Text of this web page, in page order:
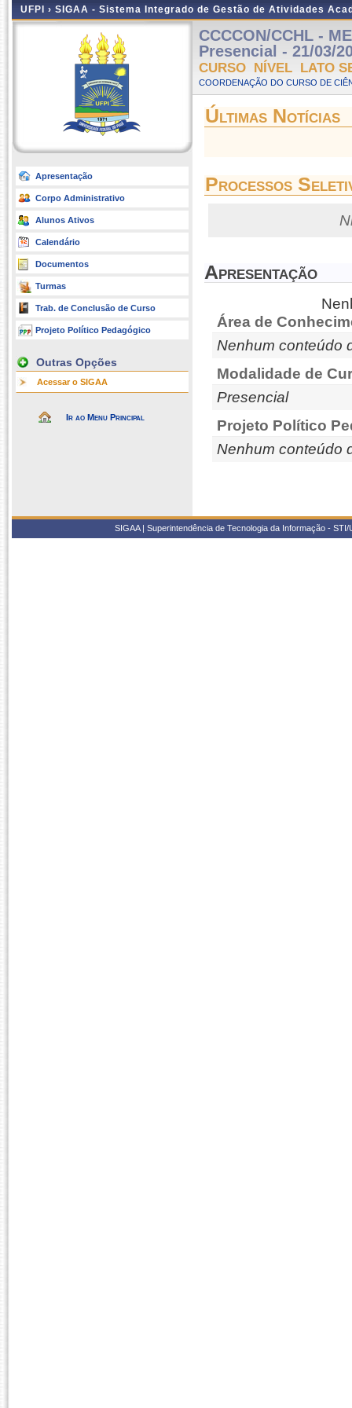
UFPI › SIGAA - Sistema Integrado de Gestão de Atividades
Apresentação
Corpo Administrativo
Alunos Ativos
Calendário
Documentos
Turmas
Trab. de Conclusão de Curso
Projeto Político Pedagógico
Outras Opções
Acessar o SIGAA
Ir ao Menu Principal
CCCCON/CCHL -
Presencial - 21/03/
CURSO NÍVEL LATO
COORDENAÇÃO DO CURSO DE
Últimas Notícias
Processos
Apresentação
Área de
Nenhum conteúdo
Modalidade de
Presencial
Projeto Político
Nenhum conteúdo
SIGAA | Superintendência de Tecnologia da Informação -